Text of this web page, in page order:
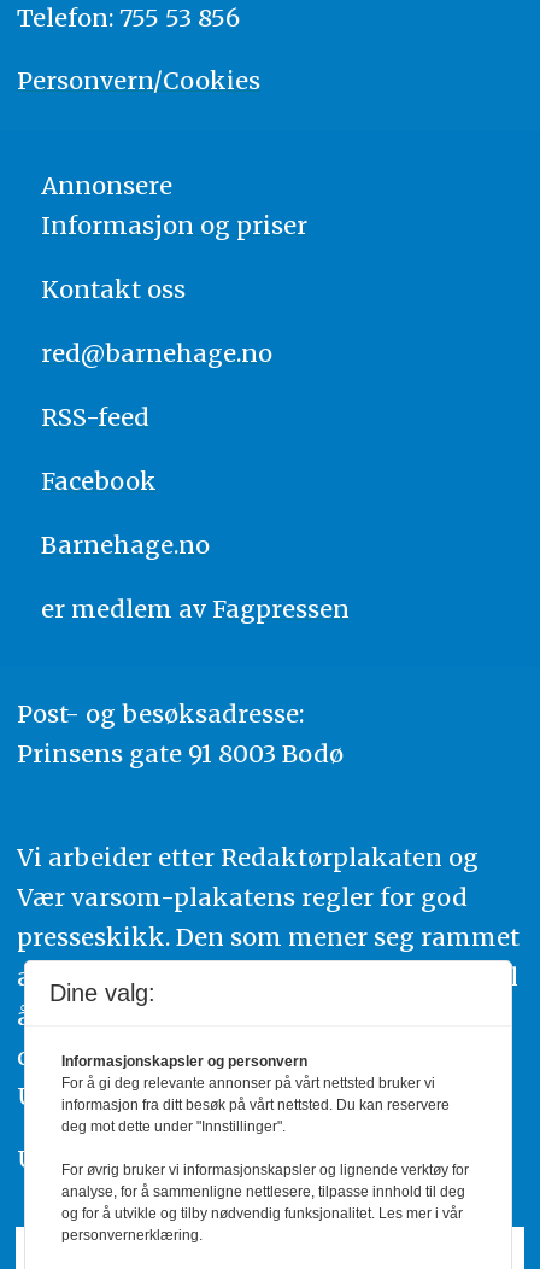
Telefon: 755 53 856
Personvern/Cookies
Annonsere
Informasjon og priser
Kontakt oss
red@barnehage.no
RSS-feed
Facebook
Barnehage.no
er medlem av Fagpressen
Post- og besøksadresse:
Prinsens gate 91 8003 Bodø
Vi arbeider etter Redaktørplakaten og
Vær varsom-plakatens regler for god
presseskikk. Den som mener seg rammet
av urettmessig publisering, oppfordres til
å ta kontakt med redaksjonen. Du kan
også klage inn saker til Pressens Faglige
Utvalg,www.pfu.no.
Utgiver: PBL
Dine valg:
Informasjonskapsler og personvern
For å gi deg relevante annonser på vårt nettsted bruker vi
informasjon fra ditt besøk på vårt nettsted. Du kan reservere
deg mot dette under "Innstillinger".
For øvrig bruker vi informasjonskapsler og lignende verktøy for
analyse, for å sammenligne nettlesere, tilpasse innhold til deg
og for å utvikle og tilby nødvendig funksjonalitet. Les mer i vår
personvernerklæring.